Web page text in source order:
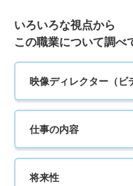
いろいろな視点から
この職業について調べ
映像ディレクター（ビ
仕事の内容
将来性